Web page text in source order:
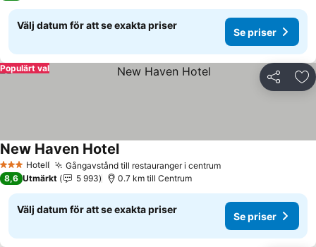
Välj datum för att se exakta priser
Se priser
Dela
Populärt val
3 StjärnorHotell Gångavstånd till restauranger i centrumSe priser
New Haven HotelSe priser
8,6 Utmärkt 5 993 0.7 km till Centrum
Välj datum för att se exakta priser
Se priser